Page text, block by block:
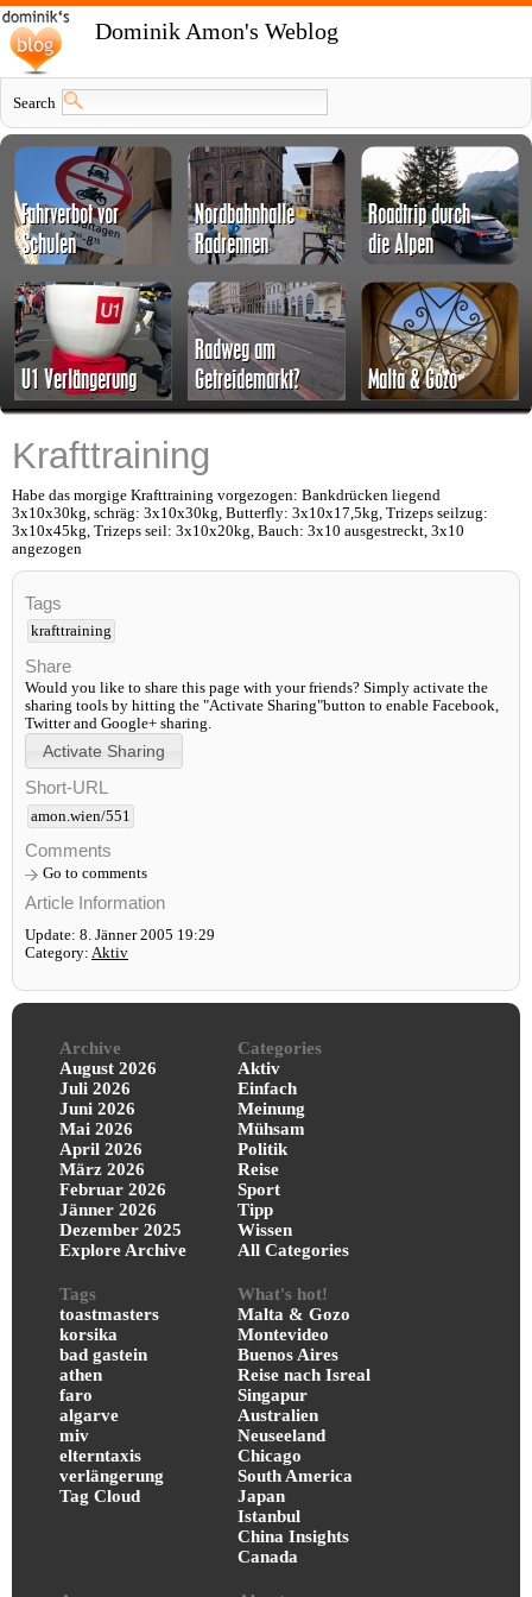
Dominik Amon's Weblog
Search
Krafttraining
Habe das morgige Krafttraining vorgezogen: Bankdrücken liegend
3x10x30kg, schräg: 3x10x30kg, Butterfly: 3x10x17,5kg, Trizeps seilzug:
3x10x45kg, Trizeps seil: 3x10x20kg, Bauch: 3x10 ausgestreckt, 3x10
angezogen
Tags
krafttraining
Share
Would you like to share this page with your friends? Simply activate the
sharing tools by hitting the "Activate Sharing"button to enable Facebook,
Twitter and Google+ sharing.
Short-URL
amon.wien/551
Comments
Go to comments
Article Information
Update: 8. Jänner 2005 19:29
Category: Aktiv
Archive
August 2026
Juli 2026
Juni 2026
Mai 2026
April 2026
März 2026
Februar 2026
Jänner 2026
Dezember 2025
Explore Archive
Categories
Aktiv
Einfach
Meinung
Mühsam
Politik
Reise
Sport
Tipp
Wissen
All Categories
Tags
toastmasters
korsika
bad gastein
athen
faro
algarve
miv
elterntaxis
verlängerung
Tag Cloud
What's hot!
Malta & Gozo
Montevideo
Buenos Aires
Reise nach Isreal
Singapur
Australien
Neuseeland
Chicago
South America
Japan
Istanbul
China Insights
Canada